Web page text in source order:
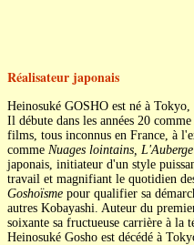
Réalisateur japonais
Heinosuké GOSHO est né à
Il débute dans les années 20
films, tous inconnus en France, à
comme Nuages lointains,
japonais, initiateur d'un style
travail et magnifiant le quotidien
Goshoïsmepour qualifier sa
autres Kobayashi. Auteur du
soixante sa fructueuse carrière à
Heinosuké Gosho est décédé à